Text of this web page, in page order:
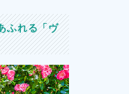
ふれる「ヴ